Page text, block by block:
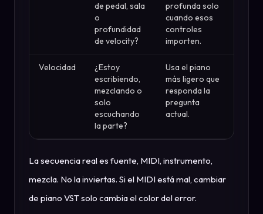
de pedal, sala
o
profundidad
de velocity?
profunda solo
cuando esos
controles
importen.
Velocidad
¿Estoy
escribiendo,
mezclando o
solo
escuchando
la parte?
Usa el piano
más ligero que
responda la
pregunta
actual.
La secuencia real es fuente, MIDI, instrumento,
mezcla. No la inviertas. Si el MIDI está mal, cambiar
de piano VST solo cambia el color del error.